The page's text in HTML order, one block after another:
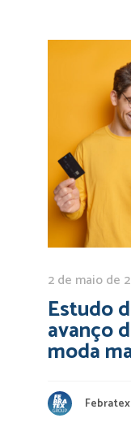
2 de maio de
Estudo
avanço
moda